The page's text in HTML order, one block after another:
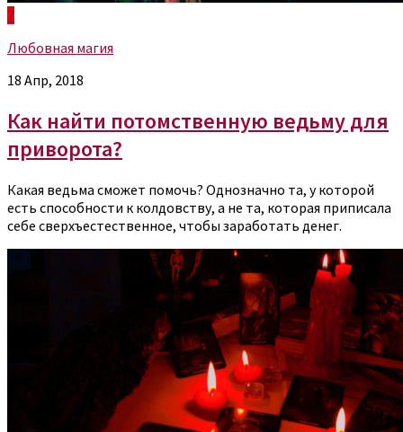
7
Любовная магия
18 Апр, 2018
Как найти потомственную ведьму для
приворота?
Какая ведьма сможет помочь? Однозначно та, у которой
есть способности к колдовству, а не та, которая приписала
себе сверхъестественное, чтобы заработать денег.